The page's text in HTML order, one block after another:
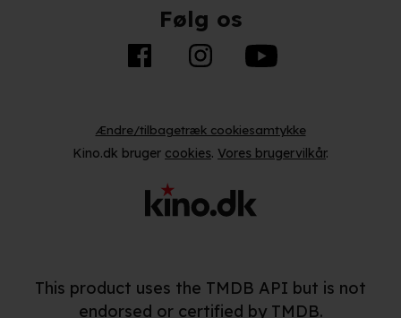
Følg os
Ændre/tilbagetræk cookiesamtykke
Kino.dk bruger cookies. Vores brugervilkår.
This product uses the TMDB API but is not
endorsed or certified by TMDB.